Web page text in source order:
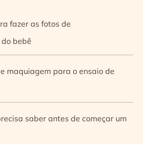
fazer as fotos de
bebê
maquiagem para o ensaio de
saber antes de começar um